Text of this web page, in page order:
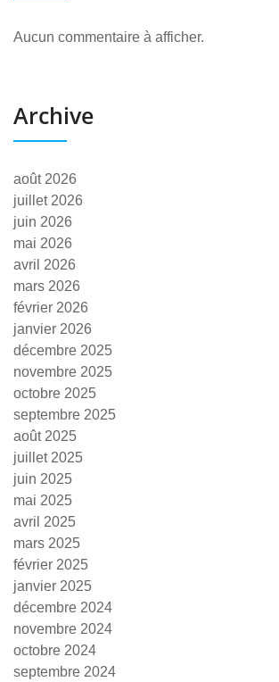
Aucun commentaire à afficher.
Archive
août 2026
juillet 2026
juin 2026
mai 2026
avril 2026
mars 2026
février 2026
janvier 2026
décembre 2025
novembre 2025
octobre 2025
septembre 2025
août 2025
juillet 2025
juin 2025
mai 2025
avril 2025
mars 2025
février 2025
janvier 2025
décembre 2024
novembre 2024
octobre 2024
septembre 2024